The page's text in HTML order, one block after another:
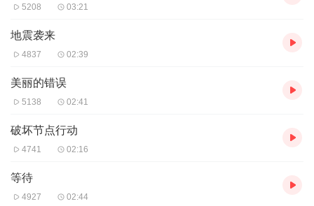
5208 03:21
地震袭来
4837 02:39
美丽的错误
5138 02:41
破坏节点行动
4741 02:16
等待
4927 02:44